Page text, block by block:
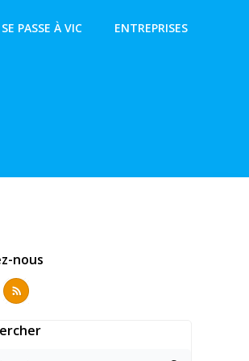
PASSE À VIC ENTREPRISES
nous